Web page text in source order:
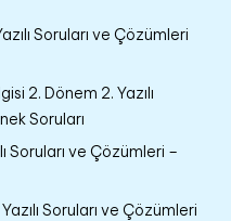
Soruları ve Çözümleri
2. Dönem 2. Yazılı
Soruları
Soruları ve Çözümleri –
Soruları ve Çözümleri